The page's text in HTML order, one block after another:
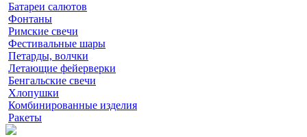
Батареи салютов
Фонтаны
Римские свечи
Фестивальные шары
Петарды, волчки
Летающие фейерверки
Бенгальские свечи
Хлопушки
Комбинированные изделия
Ракеты